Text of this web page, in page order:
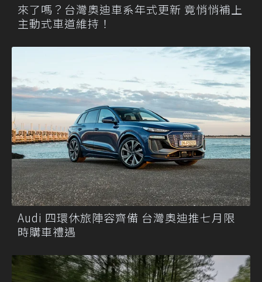
來了嗎？台灣奧迪車系年式更新 竟悄悄補上
主動式車道維持！
Audi 四環休旅陣容齊備 台灣奧迪推七月限
時購車禮遇